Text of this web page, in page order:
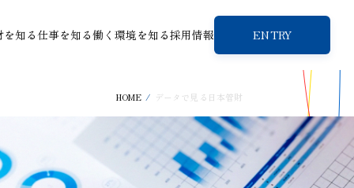
知る仕事を知る働く環境を知る採用情報 ENTRY
HOME データで見る日本管財